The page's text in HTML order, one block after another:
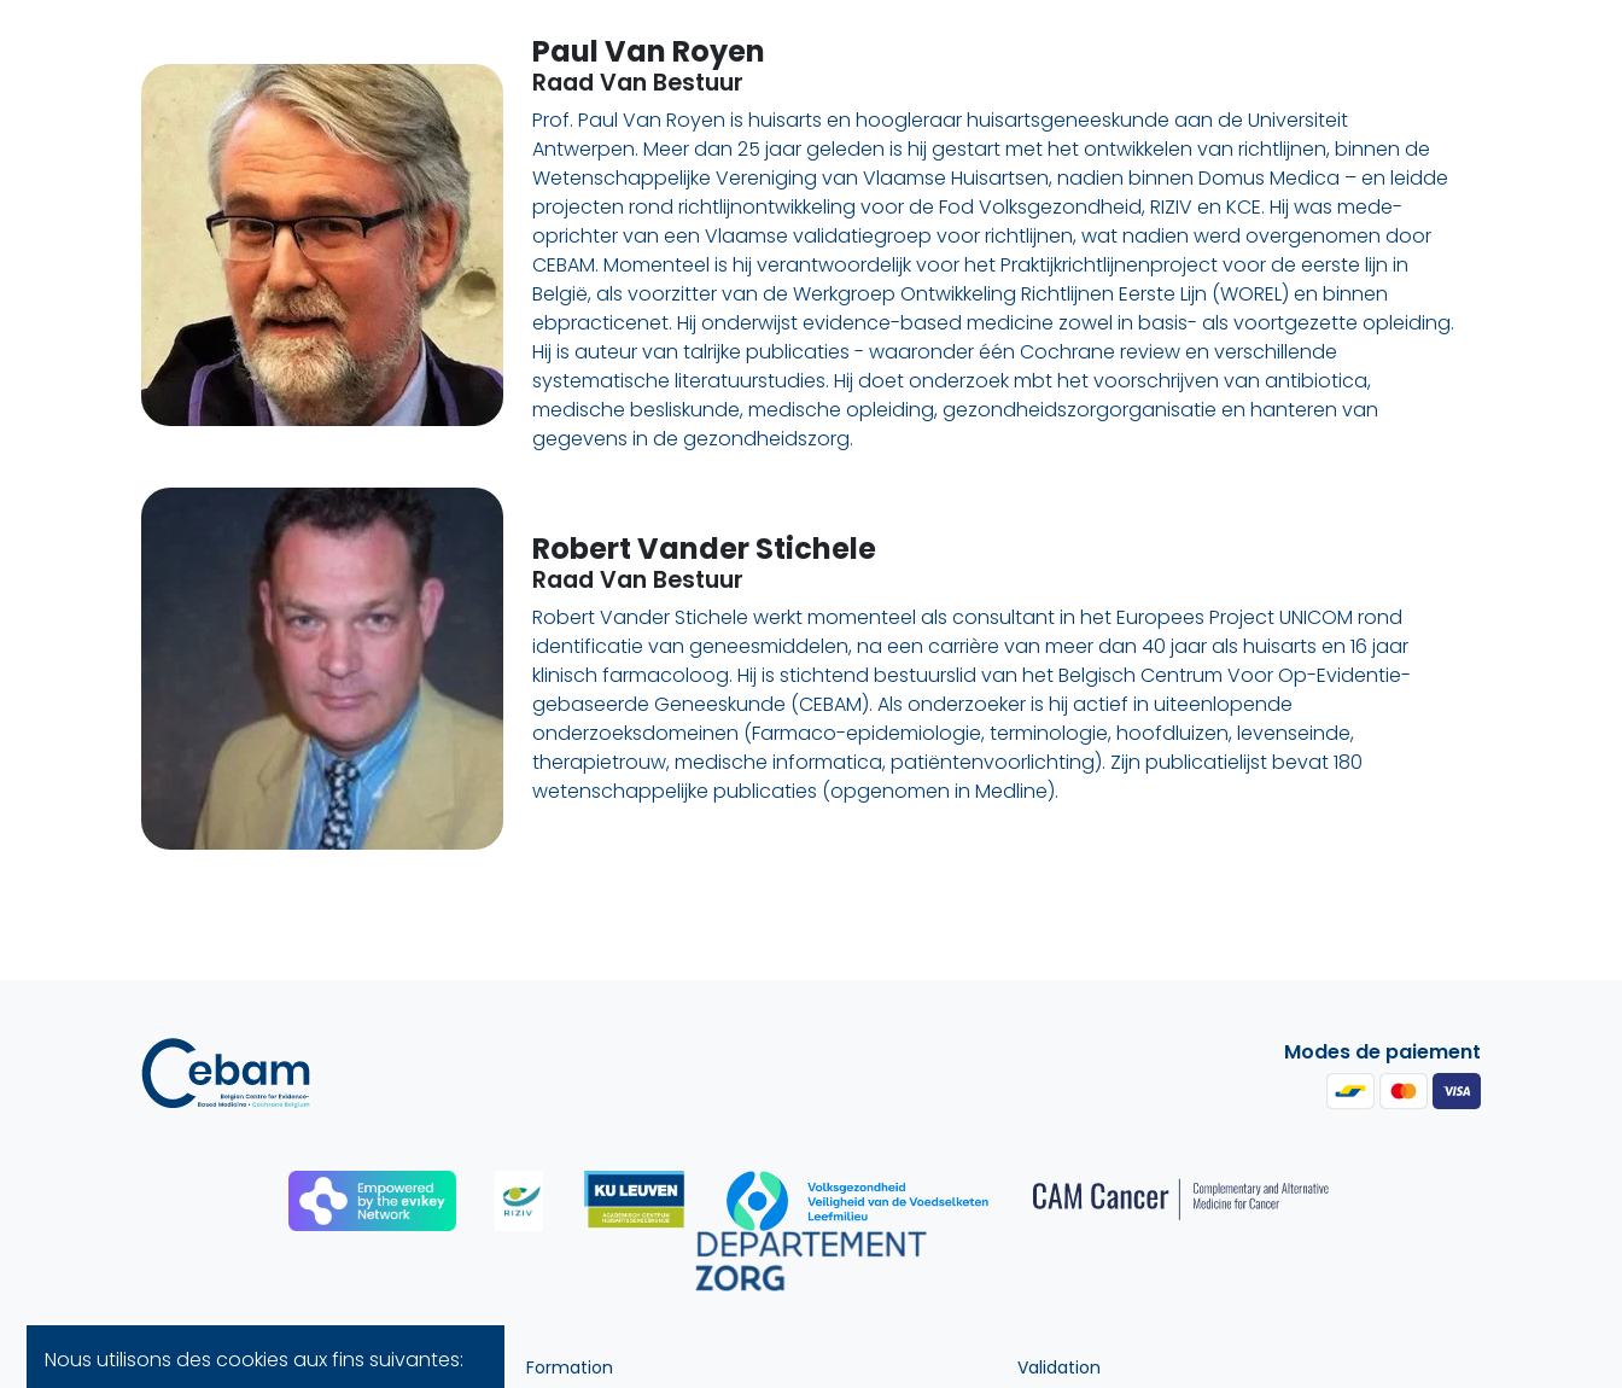
Paul Van Royen
Raad Van Bestuur
Prof. Paul Van Royen is huisarts en hoogleraar huisartsgeneeskunde aan de Universiteit
Antwerpen. Meer dan 25 jaar geleden is hij gestart met het ontwikkelen van richtlijnen, binnen de
Wetenschappelijke Vereniging van Vlaamse Huisartsen, nadien binnen Domus Medica – en leidde
projecten rond richtlijnontwikkeling voor de Fod Volksgezondheid, RIZIV en KCE. Hij was mede-
oprichter van een Vlaamse validatiegroep voor richtlijnen, wat nadien werd overgenomen door
CEBAM. Momenteel is hij verantwoordelijk voor het Praktijkrichtlijnenproject voor de eerste lijn in
België, als voorzitter van de Werkgroep Ontwikkeling Richtlijnen Eerste Lijn (WOREL) en binnen
ebpracticenet. Hij onderwijst evidence-based medicine zowel in basis- als voortgezette opleiding.
Hij is auteur van talrijke publicaties - waaronder één Cochrane review en verschillende
systematische literatuurstudies. Hij doet onderzoek mbt het voorschrijven van antibiotica,
medische besliskunde, medische opleiding, gezondheidszorgorganisatie en hanteren van
gegevens in de gezondheidszorg.
Robert Vander Stichele
Raad Van Bestuur
Robert Vander Stichele werkt momenteel als consultant in het Europees Project UNICOM rond
identificatie van geneesmiddelen, na een carrière van meer dan 40 jaar als huisarts en 16 jaar
klinisch farmacoloog. Hij is stichtend bestuurslid van het Belgisch Centrum Voor Op-Evidentie-
gebaseerde Geneeskunde (CEBAM). Als onderzoeker is hij actief in uiteenlopende
onderzoeksdomeinen (Farmaco-epidemiologie, terminologie, hoofdluizen, levenseinde,
therapietrouw, medische informatica, patiëntenvoorlichting). Zijn publicatielijst bevat 180
wetenschappelijke publicaties (opgenomen in Medline).
Modes de paiement
Formation Validation
Nous utilisons des cookies aux fins suivantes: